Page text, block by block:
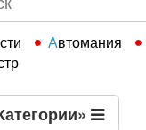
Автомания
»